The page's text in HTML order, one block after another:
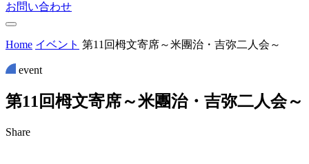
お問い合わせ
Home イベント 第11回栂文寄席～米團治・吉弥二人会～
event
第11 回栂文寄席～米團治・ 吉弥二人会～
Share